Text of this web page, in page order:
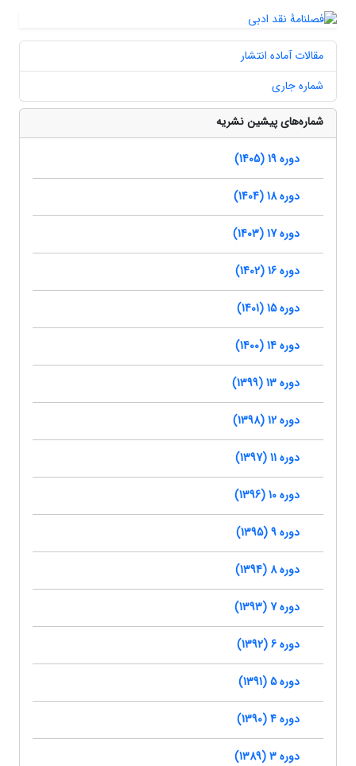
مقالات آماده انتشار
شماره جاری
شماره‌های پیشین نشریه
دوره 19 (1405)
دوره 18 (1404)
دوره 17 (1403)
دوره 16 (1402)
دوره 15 (1401)
دوره 14 (1400)
دوره 13 (1399)
دوره 12 (1398)
دوره 11 (1397)
دوره 10 (1396)
دوره 9 (1395)
دوره 8 (1394)
دوره 7 (1393)
دوره 6 (1392)
دوره 5 (1391)
دوره 4 (1390)
دوره 3 (1389)